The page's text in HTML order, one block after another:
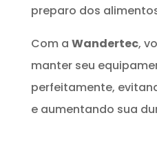
preparo dos
Com a Wandertec,
manter seu
perfeitamente,
e aumentando sua